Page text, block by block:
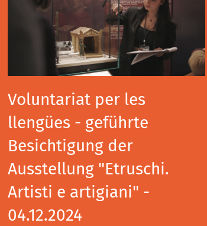
Voluntariat per les
llengües - geführte
Besichtigung der
Ausstellung "Etruschi.
Artisti e artigiani" -
04.12.2024